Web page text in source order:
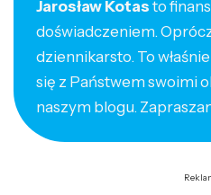
Jarosław Kotas to
doświadczeniem.
dziennikarsto. To
się z Państwem swoimi
naszym blogu.